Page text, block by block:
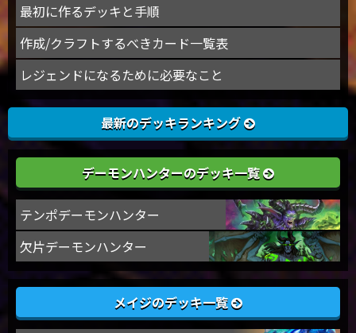
最初に作るデッキと手順
作成/クラフトするべきカード一覧表
レジェンドになるために必要なこと
最新のデッキランキング
デーモンハンターのデッキ一覧
テンポデーモンハンター
欠片デーモンハンター
メイジのデッキ一覧